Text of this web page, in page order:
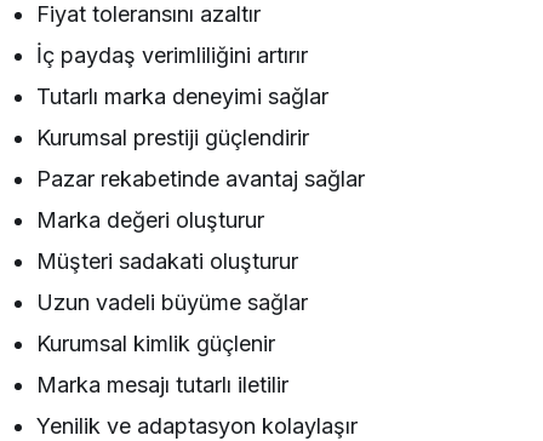
Fiyat toleransını azaltır
İç paydaş verimliliğini artırır
Tutarlı marka deneyimi sağlar
Kurumsal prestiji güçlendirir
Pazar rekabetinde avantaj sağlar
Marka değeri oluşturur
Müşteri sadakati oluşturur
Uzun vadeli büyüme sağlar
Kurumsal kimlik güçlenir
Marka mesajı tutarlı iletilir
Yenilik ve adaptasyon kolaylaşır